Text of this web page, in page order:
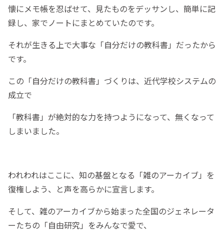
懐にメモ帳を忍ばせて、見たものをデッサンし、簡単に記
録し、家でノートにまとめていたのです。
それが生きる上で大事な「自分だけの教科書」だったから
です。
この「自分だけの教科書」づくりは、近代学校システムの
成立で
「教科書」が絶対的な力を持つようになって、無くなって
しまいました。
われわれはここに、知の基盤となる「雑のアーカイブ」を
復権しよう、と声を高らかに宣言します。
そして、雑のアーカイブから始まった全国のジェネレータ
ーたちの「自由研究」をみんなで愛で、